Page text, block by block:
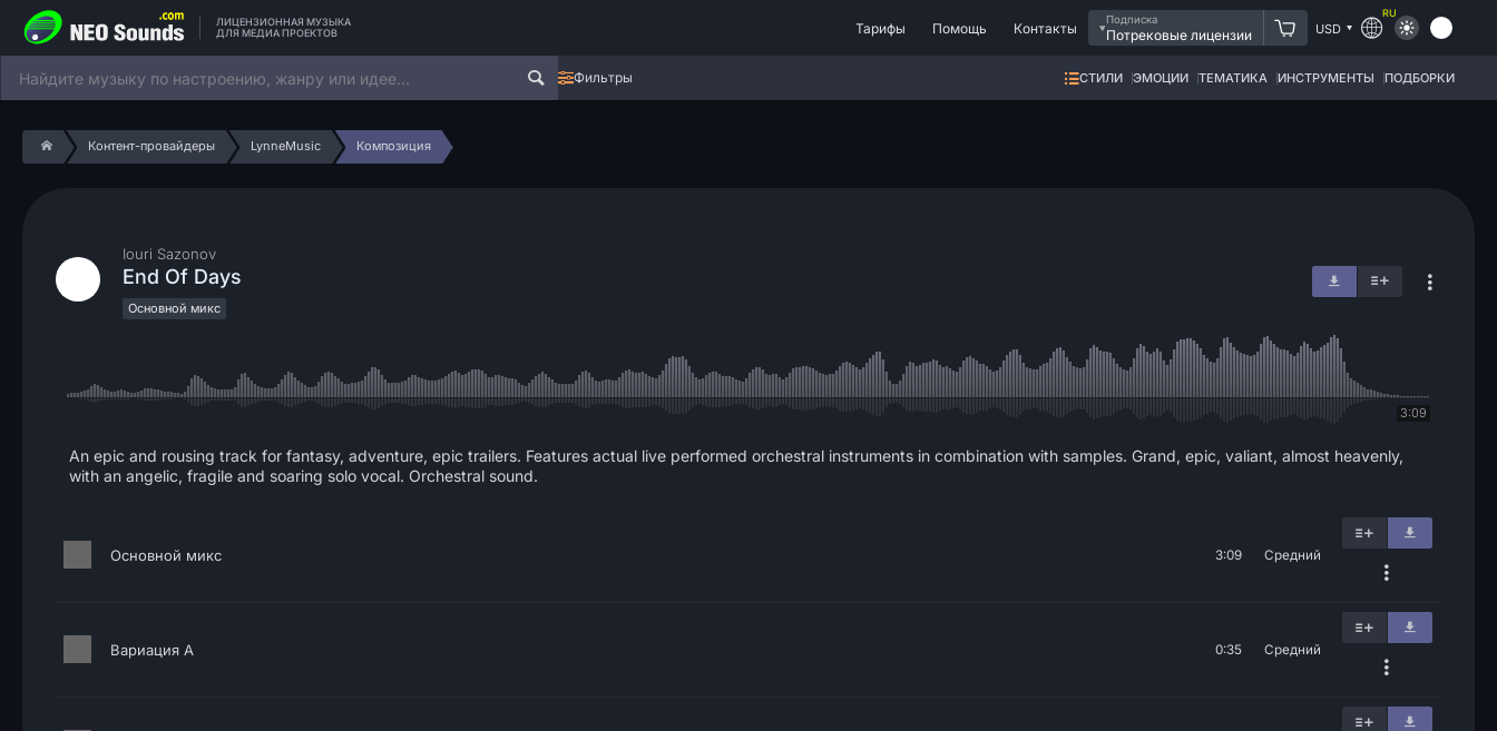
ЛИЦЕНЗИОННАЯ МУЗЫКА
ДЛЯ МЕДИА ПРОЕКТОВ
Тарифы Помощь Контакты
Подписка
Потрековые лицензии USD
RU
Фильтры СТИЛИ ЭМОЦИИ ТЕМАТИКА ИНСТРУМЕНТЫ ПОДБОРКИ
Контент-провайдеры LynneMusic Композиция
Iouri Sazonov
End Of Days
Основной микс
3:09
An epic and rousing track for fantasy, adventure, epic trailers. Features actual live performed orchestral instruments in combination with samples. Grand, epic, valiant, almost heavenly,
with an angelic, fragile and soaring solo vocal. Orchestral sound.
Основной микс 3:09 Средний
Вариация A 0:35 Средний